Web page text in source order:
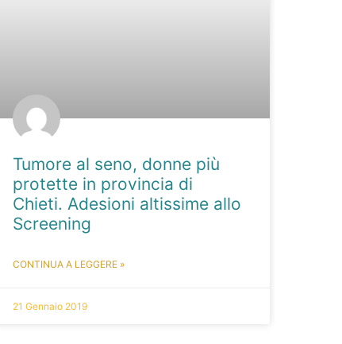
Tumore al seno, donne più
protette in provincia di
Chieti. Adesioni altissime allo
Screening
CONTINUA A LEGGERE »
21 Gennaio 2019